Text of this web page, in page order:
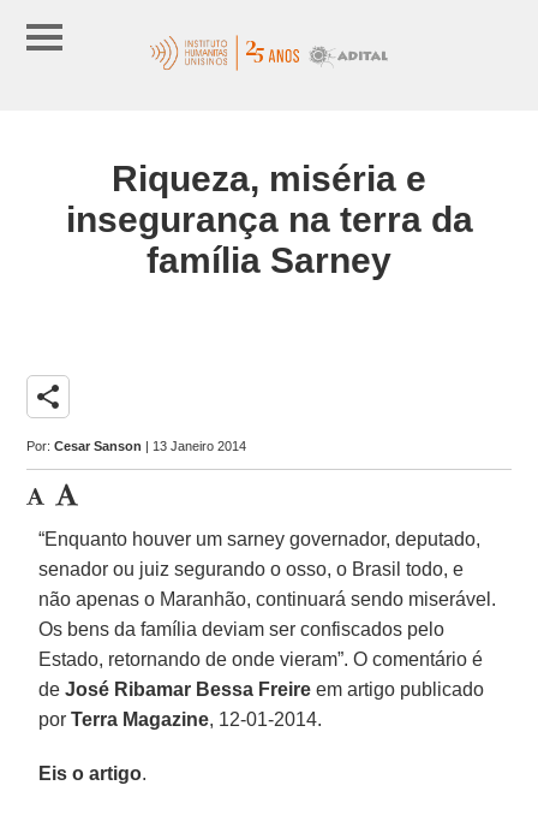
Riqueza, miséria e
insegurança na terra da
família Sarney
share
Por:Cesar Sanson | 13 Janeiro 2014
“Enquanto houver um sarney governador, deputado,
senador ou juiz segurando o osso, o Brasil todo, e
não apenas o Maranhão, continuará sendo miserável.
Os bens da família deviam ser confiscados pelo
Estado, retornando de onde vieram”. O comentário é
deJosé Ribamar Bessa Freire em artigo publicado
porTerra Magazine, 12-01-2014.
Eis o artigo.